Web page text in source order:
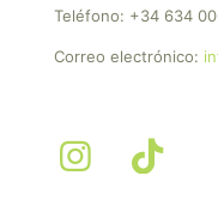
Teléfono: +34 634
Correo electrónico: